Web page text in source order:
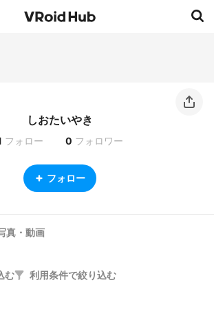
しおたいやき
フォロー 0 フォロワー
フォロー
真・動画
む 利用条件で絞り込む